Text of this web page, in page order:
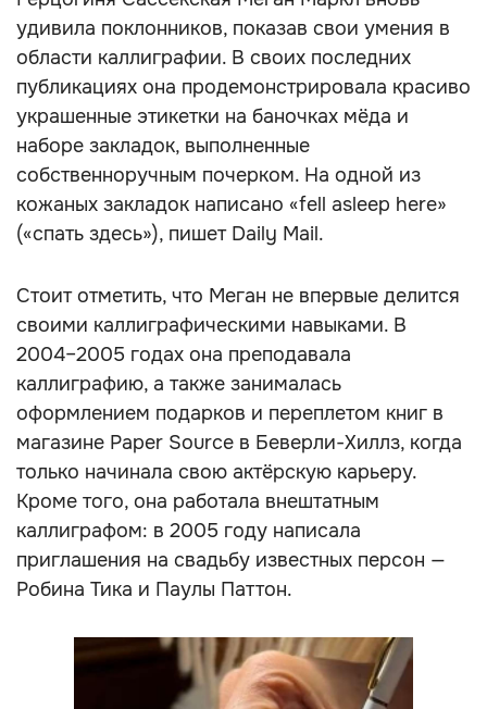
удивила поклонников, показав свои умения в
области каллиграфии. В своих последних
публикациях она продемонстрировала красиво
украшенные этикетки на баночках мёда и
наборе закладок, выполненные
собственноручным почерком. На одной из
кожаных закладок написано «fell asleep here»
(«спать здесь»), пишет Daily Mail.
Стоит отметить, что Меган не впервые делится
своими каллиграфическими навыками. В
2004–2005 годах она преподавала
каллиграфию, а также занималась
оформлением подарков и переплетом книг в
магазине Paper Source в Беверли-Хиллз, когда
только начинала свою актёрскую карьеру.
Кроме того, она работала внештатным
каллиграфом: в 2005 году написала
приглашения на свадьбу известных персон —
Робина Тика и Паулы Паттон.